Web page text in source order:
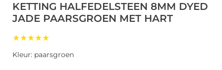
KETTING HALFEDELSTEEN 8MM DYED
JADE PAARSGROEN MET HART
★★★★★
Kleur: paarsgroen